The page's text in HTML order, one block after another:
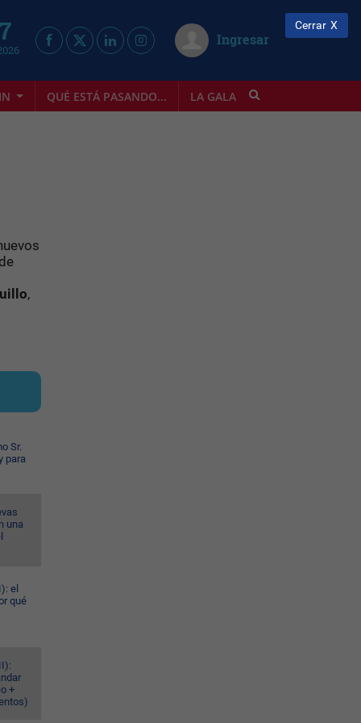
Ingresar
QUÉ ESTÁ PASANDO... LA GALA INFOSTYLE
,
Sr.
para
una
el
qué
+
Cerrar